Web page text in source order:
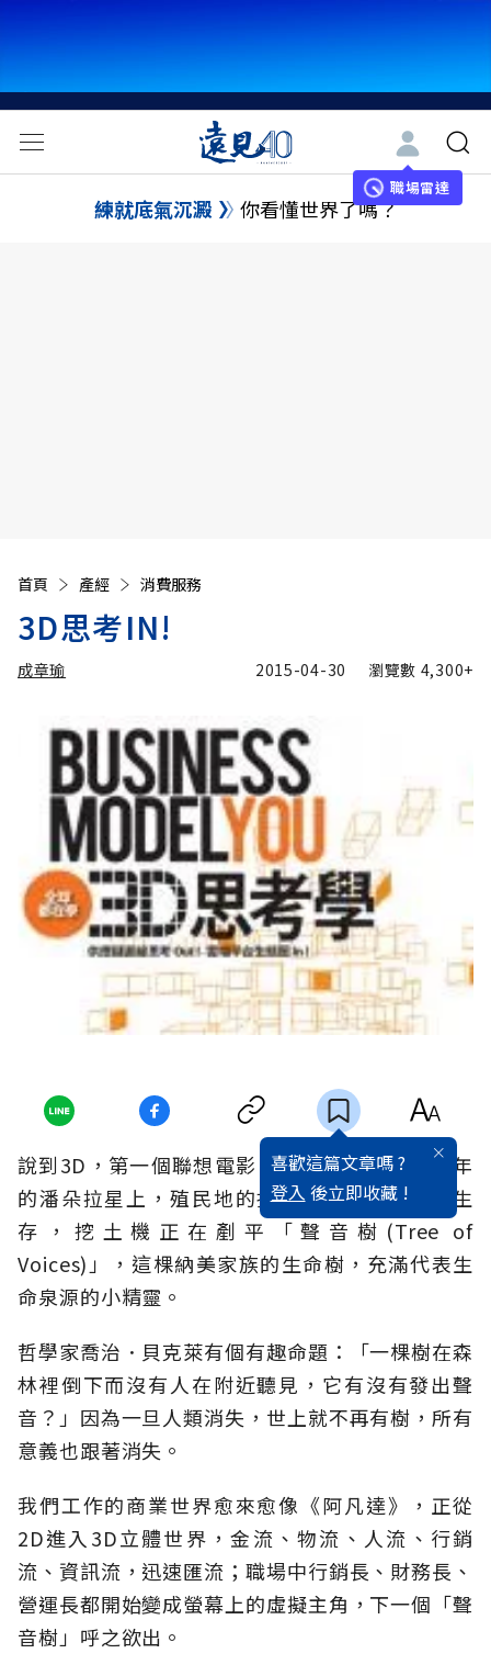
職場雷達
練就底氣沉澱 你看懂世界了嗎？
首頁 產經 消費服務
3D思考IN!
成章瑜 2015-04-30 瀏覽數 4,300+
喜歡這篇文章嗎 ?
登入 後立即收藏 !
說到3D，第一個聯想電影《阿凡達》。在2154年
的潘朵拉星上，殖民地的擴張威脅到納美人的生
存，挖土機正在剷平「聲音樹(Tree of
Voices)」，這棵納美家族的生命樹，充滿代表生
命泉源的小精靈。
哲學家喬治．貝克萊有個有趣命題：「一棵樹在森
林裡倒下而沒有人在附近聽見，它有沒有發出聲
音？」因為一旦人類消失，世上就不再有樹，所有
意義也跟著消失。
我們工作的商業世界愈來愈像《阿凡達》，正從
2D進入3D立體世界，金流、物流、人流、行銷
流、資訊流，迅速匯流；職場中行銷長、財務長、
營運長都開始變成螢幕上的虛擬主角，下一個「聲
音樹」呼之欲出。